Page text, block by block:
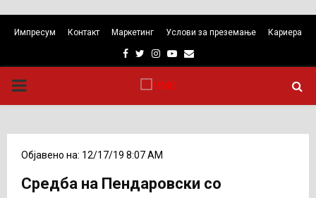
Импресум Контакт Маркетинг Услови за преземање Кариера
Facebook
TwitterInstagram
Youtube
Email
PRIMARY
Објавено на: 12/17/19 8:07 AM
Средба на Пендаровски со